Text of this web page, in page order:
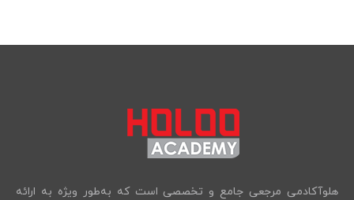
هلوآکادمی مرجعی جامع و تخصصی است که به‌طور ویژه به ارائه